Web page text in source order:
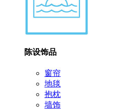
陈设饰品
窗帘
地毯
抱枕
墙饰